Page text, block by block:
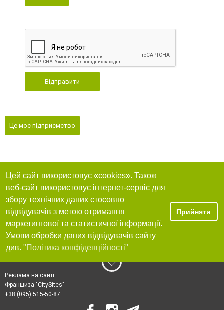
Відправити
Це моє підприємство
Цей сайт використовує «cookies». Також
веб-сайт використовує інтернет-сервіс для
збору технічних даних стосовно
відвідувачів з метою отримання
маркетингової та статистичної інформації.
Умови обробки даних відвідувачів сайту
див. "Політика конфіденційності"
Прийняти
Реклама на сайті
Франшиза "CitySites"
+38 (095) 515-50-87